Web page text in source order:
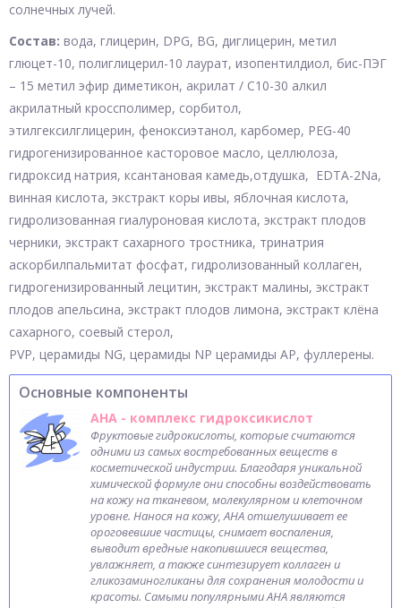
солнечных лучей.
Состав: вода, глицерин, DPG, BG, диглицерин, метил
глюцет-10, полиглицерил-10 лаурат, изопентилдиол, бис-ПЭГ
– 15 метил эфир диметикон, акрилат / С10-30 алкил
акрилатный кроссполимер, сорбитол,
этилгексилглицерин, феноксиэтанол, карбомер, PEG-40
гидрогенизированное касторовое масло, целлюлоза,
гидроксид натрия, ксантановая камедь,отдушка, EDTA-2Na,
винная кислота, экстракт коры ивы, яблочная кислота,
гидролизованная гиалуроновая кислота, экстракт плодов
черники, экстракт сахарного тростника, тринатрия
аскорбилпальмитат фосфат, гидролизованный коллаген,
гидрогенизированный лецитин, экстракт малины, экстракт
плодов апельсина, экстракт плодов лимона, экстракт клёна
сахарного, соевый стерол,
PVP, церамиды NG, церамиды NP церамиды AP, фуллерены.
Основные компоненты
АНА - комплекс гидроксикислот
Фруктовые гидрокислоты, которые считаются
одними из самых востребованных веществ в
косметической индустрии. Благодаря уникальной
химической формуле они способны воздействовать
на кожу на тканевом, молекулярном и клеточном
уровне. Нанося на кожу, АНА отшелушивает ее
ороговевшие частицы, снимает воспаления,
выводит вредные накопившиеся вещества,
увлажняет, а также синтезирует коллаген и
гликозаминогликаны для сохранения молодости и
красоты. Самыми популярными АНА являются